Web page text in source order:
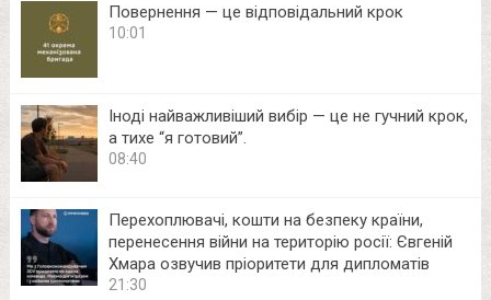
Повернення — це відповідальний крок
10:01
Іноді найважливіший вибір — це не гучний крок,
а тихе “я готовий”.
08:40
Перехоплювачі, кошти на безпеку країни,
перенесення війни на територію росії: Євгеній
Хмара озвучив пріоритети для дипломатів
21:30